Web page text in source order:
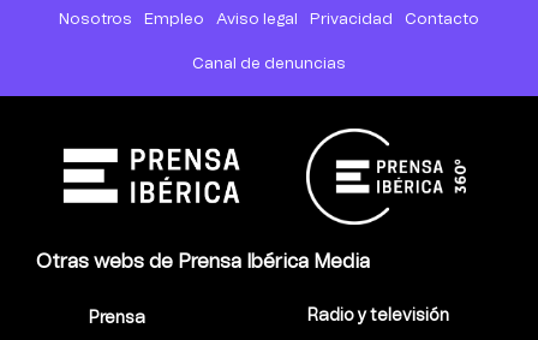
Nosotros Empleo Aviso legal Privacidad Contacto
Canal de denuncias
Otras webs de Prensa Ibérica Media
Prensa Radio y televisión